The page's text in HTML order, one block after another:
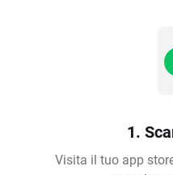
1.
Visita il tuo app